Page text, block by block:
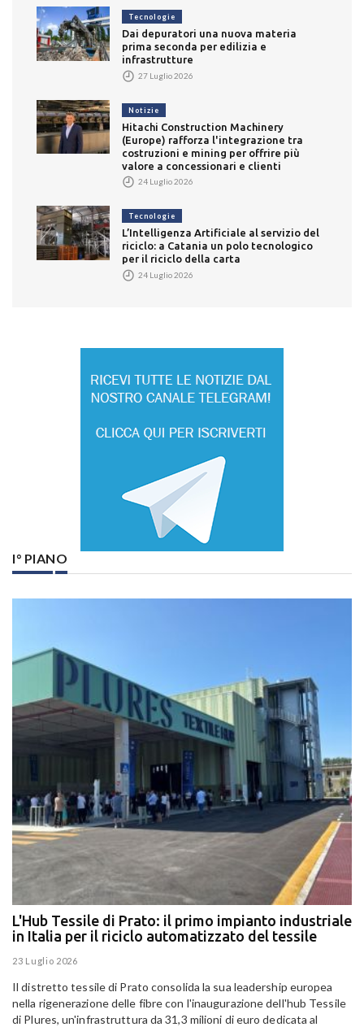
Tecnologie
Dai depuratori una nuova materia
prima seconda per edilizia e
infrastrutture
27 Luglio 2026
Notizie
Hitachi Construction Machinery
(Europe) rafforza l'integrazione tra
costruzioni e mining per offrire più
valore a concessionari e clienti
24 Luglio 2026
Tecnologie
L’Intelligenza Artificiale al servizio del
riciclo: a Catania un polo tecnologico
per il riciclo della carta
24 Luglio 2026
I° PIANO
L'Hub Tessile di Prato: il primo impianto industriale
in Italia per il riciclo automatizzato del tessile
23 Luglio 2026
Il distretto tessile di Prato consolida la sua leadership europea
nella rigenerazione delle fibre con l'inaugurazione dell'hub Tessile
di Plures, un'infrastruttura da 31,3 milioni di euro dedicata al